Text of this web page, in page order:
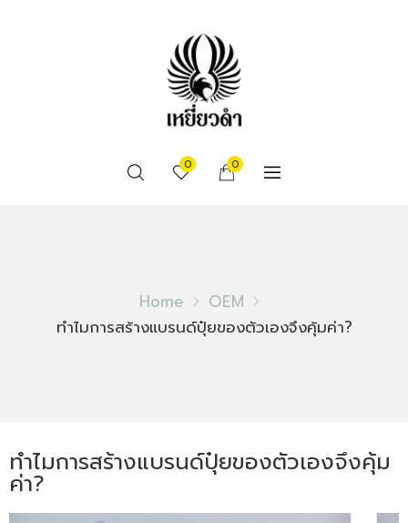
0 0
Home
OEM
ทำไมการสร้างแบรนด์ปุ๋ยของตัวเองจึงคุ้มค่า?
ทำไมการสร้างแบรนด์ปุ๋ยของตัวเองจึงคุ้ม
ค่า?